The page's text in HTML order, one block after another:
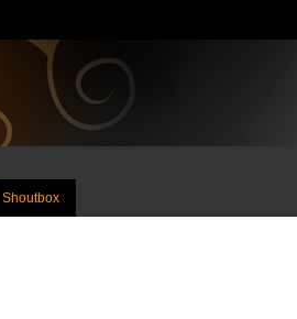
Shoutbox